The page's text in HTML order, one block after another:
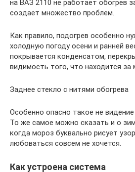
на ВАЗ 2110 не работает обогрев
создает множество проблем.
Как правило, подогрев особенно
холодную погоду осени и ранней
покрывается конденсатом,
видимость того, что находится за
Заднее стекло с нитями обогрева
Особенно опасно такое не
То же самое можно сказать и о
когда мороз буквально рисует
любоваться совсем не хочется.
Как устроена система